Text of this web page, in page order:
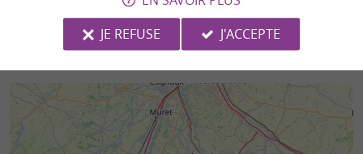
JE REFUSE
J'ACCEPTE